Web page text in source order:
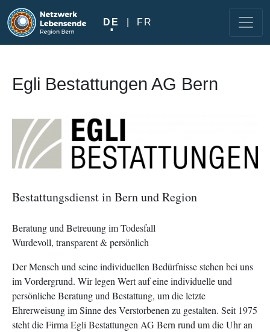
Direkt zum Inhalt
DE FR
Egli Bestattungen AG Bern
Image
Bestattungsdienst in Bern und Region
Beratung und Betreuung im Todesfall
Wurdevoll, transparent&persönlich
Der Mensch und seine individuellen Bedürfnisse stehen bei uns
im Vordergrund. Wirlegen Wert auf eine individuelle und
persönliche Beratungund Bestattung, um dieletzte
EhrerweisungimSinne des Verstorbenen zu gestalten. Seit 1975
steht dieFirma Egli Bestattungen AG Bern rund um die Uhr an